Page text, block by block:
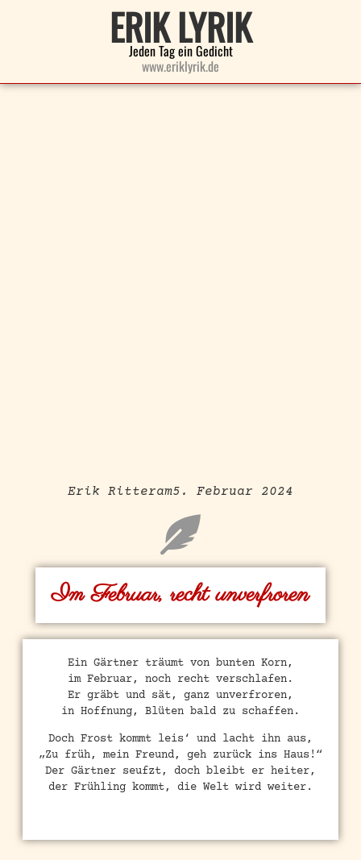
ERIK LYRIK
Jeden Tag ein Gedicht
www.eriklyrik.de
Erik Ritteram5. Februar 2024
Im Februar, recht unverfroren
Ein Gärtner träumt von bunten Korn,
im Februar, noch recht verschlafen.
Er gräbt und sät, ganz unverfroren,
in Hoffnung, Blüten bald zu schaffen.
Doch Frost kommt leis‘ und lacht ihn aus,
„Zu früh, mein Freund, geh zurück ins Haus!“
Der Gärtner seufzt, doch bleibt er heiter,
der Frühling kommt, die Welt wird weiter.